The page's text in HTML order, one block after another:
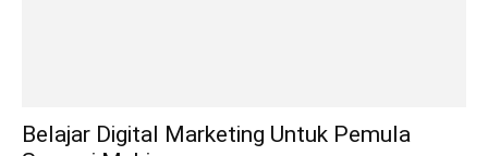
Belajar Digital Marketing Untuk Pemula